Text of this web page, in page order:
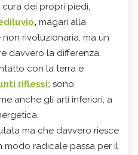
dei propri piedi,
, magari alla
rivoluzionaria, ma un
davvero la differenza.
con la terra e
riflessi; sono
anche gli arti inferiori, a
ma che davvero riesce
modo radicale passa per il